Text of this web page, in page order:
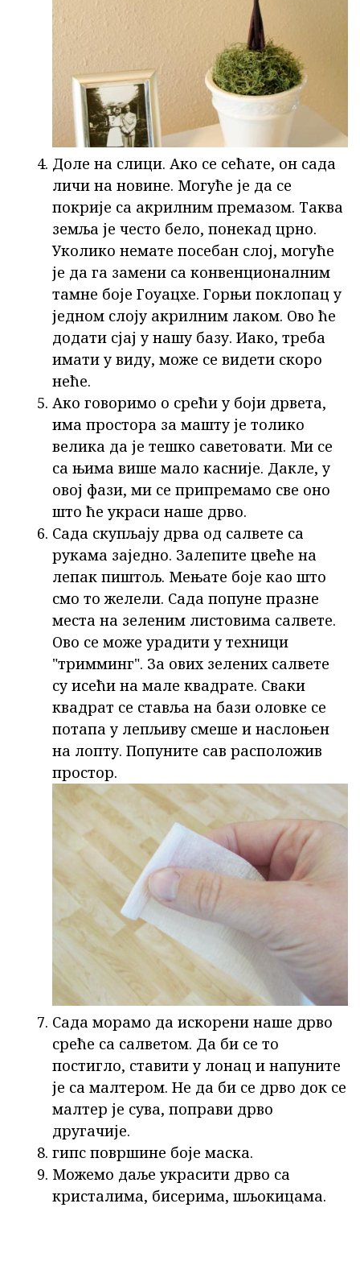
Доле на слици. Ако се сећате, он сада
личи на новине. Могуће је да се
покрије са акрилним премазом. Таква
земља је често бело, понекад црно.
Уколико немате посебан слој, могуће
је да га замени са конвенционалним
тамне боје Гоуацхе. Горњи поклопац у
једном слоју акрилним лаком. Ово ће
додати сјај у нашу базу. Иако, треба
имати у виду, може се видети скоро
неће.
Ако говоримо о срећи у боји дрвета,
има простора за машту је толико
велика да је тешко саветовати. Ми се
са њима више мало касније. Дакле, у
овој фази, ми се припремамо све оно
што ће украси наше дрво.
Сада скупљају дрва од салвете са
рукама заједно. Залепите цвеће на
лепак пиштољ. Мењате боје као што
смо то желели. Сада попуне празне
места на зеленим листовима салвете.
Ово се може урадити у техници
"тримминг". За ових зелених салвете
су исећи на мале квадрате. Сваки
квадрат се ставља на бази оловке се
потапа у лепљиву смеше и наслоњен
на лопту. Попуните сав расположив
простор.
Сада морамо да искорени наше дрво
среће са салветом. Да би се то
постигло, ставити у лонац и напуните
је са малтером. Не да би се дрво док се
малтер је сува, поправи дрво
другачије.
гипс површине боје маска.
Можемо даље украсити дрво са
кристалима, бисерима, шљокицама.